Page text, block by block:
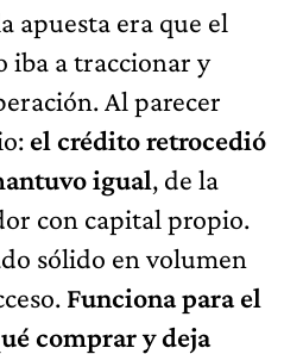
apuesta era que el
iba a traccionar y
Al parecer
el crédito retrocedió
igual, de la
con capital propio.
sólido en volumen
Funciona para el
comprar y deja